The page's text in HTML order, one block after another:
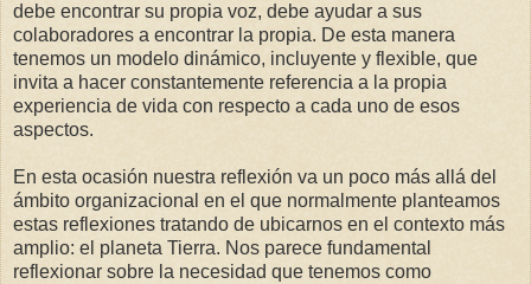
debe encontrar su propia voz, debe ayudar a sus
colaboradores a encontrar la propia. De esta manera
tenemos un modelo dinámico, incluyente y flexible, que
invita a hacer constantemente referencia a la propia
experiencia de vida con respecto a cada uno de esos
aspectos.
En esta ocasión nuestra reflexión va un poco más allá del
ámbito organizacional en el que normalmente planteamos
estas reflexiones tratando de ubicarnos en el contexto más
amplio: el planeta Tierra. Nos parece fundamental
reflexionar sobre la necesidad que tenemos como